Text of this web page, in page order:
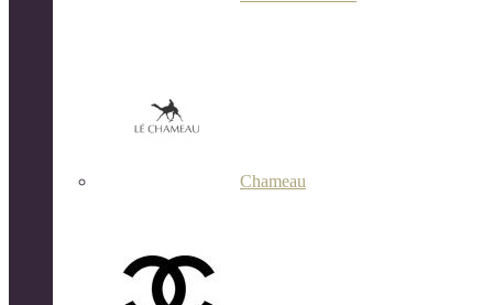
Chameau